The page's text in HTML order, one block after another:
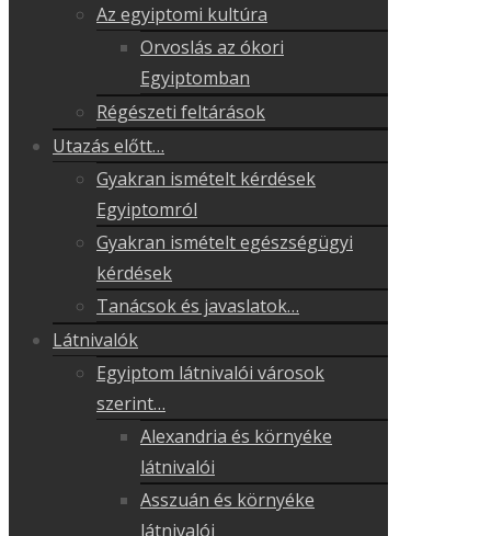
Az egyiptomi kultúra
Orvoslás az ókori
Egyiptomban
Régészeti feltárások
Utazás előtt…
Gyakran ismételt kérdések
Egyiptomról
Gyakran ismételt egészségügyi
kérdések
Tanácsok és javaslatok…
Látnivalók
Egyiptom látnivalói városok
szerint…
Alexandria és környéke
látnivalói
Asszuán és környéke
látnivalói